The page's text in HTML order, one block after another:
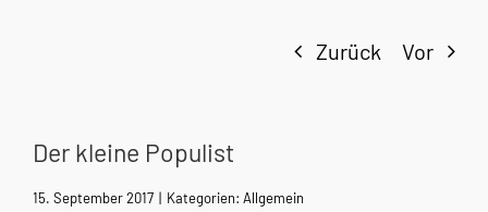
Zurück Vor
Der kleine Populist
15. September 2017 | Kategorien: Allgemein